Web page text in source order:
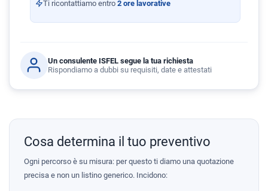
Ti ricontattiamo entro 2 ore lavorative
Un consulente ISFEL segue la tua richiesta
Rispondiamo a dubbi su requisiti, date e attestati
Cosa determina il tuo preventivo
Ogni percorso è su misura: per questo ti diamo una quotazione
precisa e non un listino generico. Incidono: